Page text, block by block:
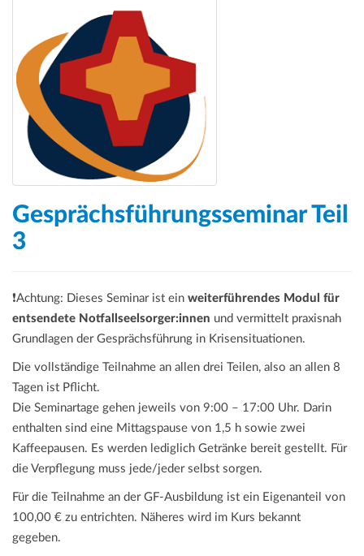
Gesprächsführungsseminar Teil
3
❗Achtung: Dieses Seminar ist ein weiterführendes Modul für
entsendete Notfallseelsorger:innen und vermittelt praxisnah
Grundlagen der Gesprächsführung in Krisensituationen.
Die vollständige Teilnahme an allen drei Teilen, also an allen 8
Tagen ist Pflicht.
Die Seminartage gehen jeweils von 9:00 – 17:00 Uhr. Darin
enthalten sind eine Mittagspause von 1,5 h sowie zwei
Kaffeepausen. Es werden lediglich Getränke bereit gestellt. Für
die Verpflegung muss jede/jeder selbst sorgen.
Für die Teilnahme an der GF-Ausbildung ist ein Eigenanteil von
100,00 € zu entrichten. Näheres wird im Kurs bekannt
gegeben.